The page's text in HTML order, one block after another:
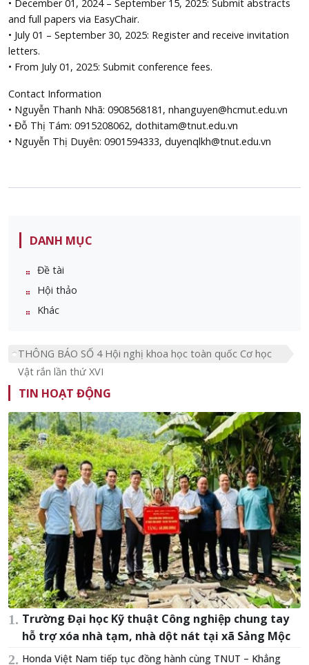
• December 01, 2024 – September 15, 2025: Submit abstracts
and full papers via EasyChair.
• July 01 – September 30, 2025: Register and receive invitation
letters.
• From July 01, 2025: Submit conference fees.
Contact Information
• Nguyễn Thanh Nhã: 0908568181, nhanguyen@hcmut.edu.vn
• Đỗ Thị Tám: 0915208062, dothitam@tnut.edu.vn
• Nguyễn Thị Duyên: 0901594333, duyenqlkh@tnut.edu.vn
DANH MỤC
Đề tài
Hội thảo
Khác
THÔNG BÁO SỐ 4 Hội nghị khoa học toàn quốc Cơ học
Vật rắn lần thứ XVI
TIN HOẠT ĐỘNG
Trường Đại học Kỹ thuật Công nghiệp chung tay
hỗ trợ xóa nhà tạm, nhà dột nát tại xã Sảng Mộc
Honda Việt Nam tiếp tục đồng hành cùng TNUT – Khẳng